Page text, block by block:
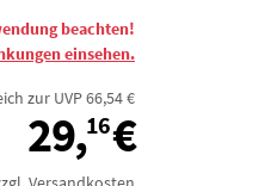
beachten!
einsehen.
zur UVP 66,54 €
29,16€29,16 €